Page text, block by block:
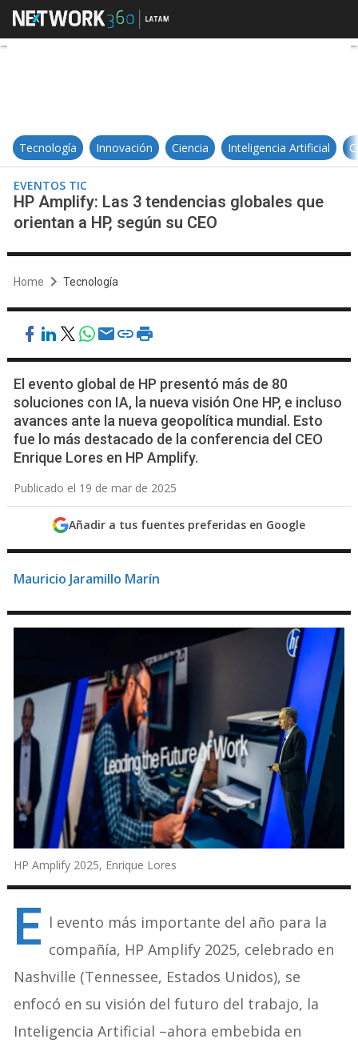
HP Amplify: Las 3 tendencias
Tecnología Innovación Ciencia Inteligencia Artificial
EVENTOS TIC
HP Amplify: Las 3 tendencias globales que
orientan a HP, según su CEO
Home Tecnología
El evento global de HP presentó más de 80
soluciones con IA, la nueva visión One HP, e incluso
avances ante la nueva geopolítica mundial. Esto
fue lo más destacado de la conferencia del CEO
Enrique Lores en HP Amplify.
Publicado el 19 de mar de 2025
Añadir a tus fuentes preferidas en Google
Mauricio Jaramillo Marín
HP Amplify 2025, Enrique Lores
E l evento más importante del año para la
compañía, HP Amplify 2025, celebrado en
Nashville (Tennessee, Estados Unidos), se
enfocó en su visión del futuro del trabajo, la
Inteligencia Artificial –ahora embebida en